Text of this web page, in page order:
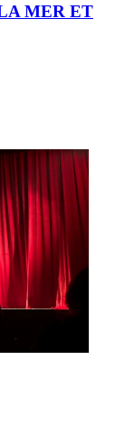
MER ET